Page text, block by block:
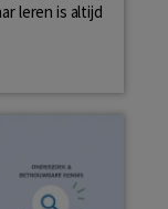
leren is altijd